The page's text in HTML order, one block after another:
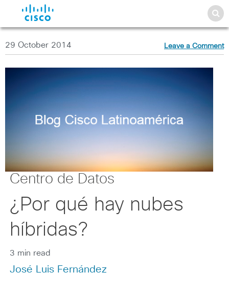
29 October 2014 Leave a Comment
Centro de Datos
¿Por qué hay nubes
híbridas?
3 min read
José Luis Fernández